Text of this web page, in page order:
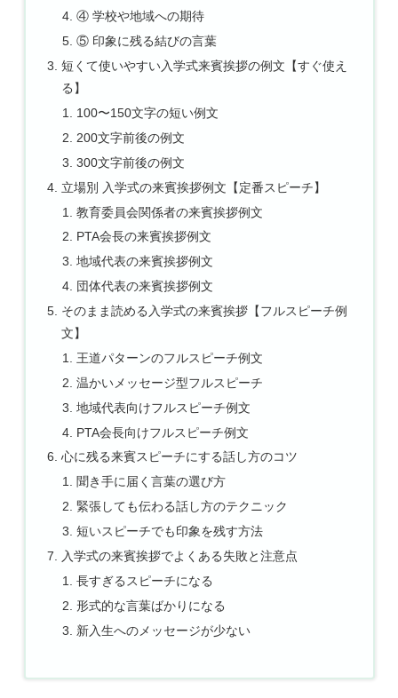
④ 学校や地域への期待
⑤ 印象に残る結びの言葉
短くて使いやすい入学式来賓挨拶の例文【すぐ使え
る】
100〜150文字の短い例文
200文字前後の例文
300文字前後の例文
立場別 入学式の来賓挨拶例文【定番スピーチ】
教育委員会関係者の来賓挨拶例文
PTA会長の来賓挨拶例文
地域代表の来賓挨拶例文
団体代表の来賓挨拶例文
そのまま読める入学式の来賓挨拶【フルスピーチ例
文】
王道パターンのフルスピーチ例文
温かいメッセージ型フルスピーチ
地域代表向けフルスピーチ例文
PTA会長向けフルスピーチ例文
心に残る来賓スピーチにする話し方のコツ
聞き手に届く言葉の選び方
緊張しても伝わる話し方のテクニック
短いスピーチでも印象を残す方法
入学式の来賓挨拶でよくある失敗と注意点
長すぎるスピーチになる
形式的な言葉ばかりになる
新入生へのメッセージが少ない